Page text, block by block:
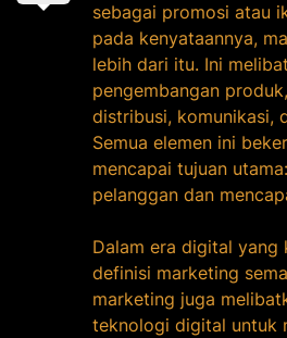
sebagai promosi atau
pada kenyataannya,
lebih dari itu. Ini
pengembangan
distribusi, komunikasi,
Semua elemen ini
mencapai tujuan
pelanggan dan
Dalam era digital yang
definisi marketing
marketing juga
teknologi digital untuk